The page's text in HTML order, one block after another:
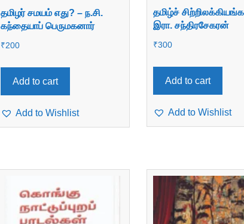
தமிழர் சமயம் எது? – ந.சி.
கந்தையாப் பெருமகனார்
₹200
Add to cart
Add to Wishlist
தமிழ்ச்
இரா. சந்திரசேகரன்
₹300
Add to cart
Add to Wishlist